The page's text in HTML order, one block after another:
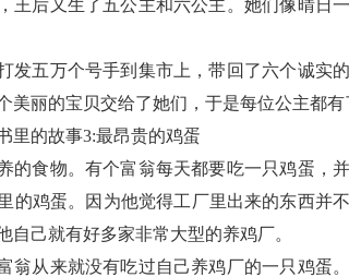
王后又生了五公主和六公主。她们像晴日
发五万个号手到集市上，带回了六个诚实
美丽的宝贝交给了她们，于是每位公主都有
里的故事3:最昂贵的鸡蛋
的食物。有个富翁每天都要吃一只鸡蛋，
的鸡蛋。因为他觉得工厂里出来的东西并
自己就有好多家非常大型的养鸡厂。
翁从来就没有吃过自己养鸡厂的一只鸡蛋